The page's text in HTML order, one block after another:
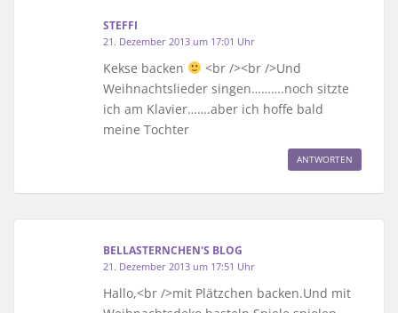
STEFFI
21. Dezember 2013 um 17:01 Uhr
Kekse backen
<br /><br />Und
Weihnachtslieder singen……….noch sitzte
ich am Klavier…….aber ich hoffe bald
meine Tochter
ANTWORTEN
BELLASTERNCHEN'S BLOG
21. Dezember 2013 um 17:51 Uhr
Hallo,<br />mit Plätzchen backen.Und mit